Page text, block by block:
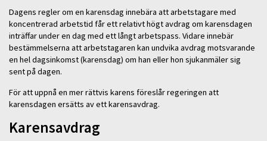
Dagens regler om en karensdag innebära att arbetstagare med
koncentrerad arbetstid får ett relativt högt avdrag om karensdagen
inträffar under en dag med ett långt arbetspass. Vidare innebär
bestämmelserna att arbetstagaren kan undvika avdrag motsvarande
en hel dagsinkomst (karensdag) om han eller hon sjukanmäler sig
sent på dagen.
För att uppnå en mer rättvis karens föreslår regeringen att
karensdagen ersätts av ett karensavdrag.
Karensavdrag